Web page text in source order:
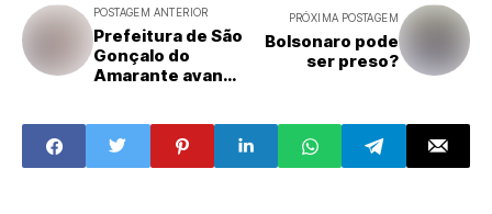
POSTAGEM ANTERIOR
Prefeitura de São
Gonçalo do
Amarante avança
pavimentação na
comunidade de
Serrinha e no
PRÓXIMA POSTAGEM
Bolsonaro pode
ser preso?